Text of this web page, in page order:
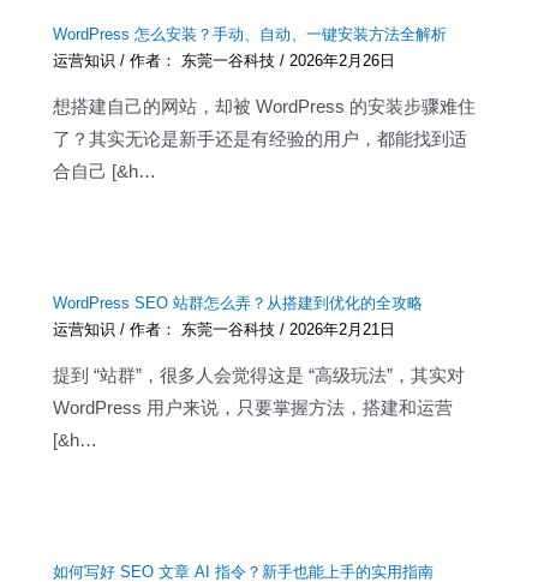
WordPress 怎么安装？手动、自动、一键安装方法全解析
运营知识 / 作者： 东莞一谷科技/2026年2月26日
想搭建自己的网站，却被 WordPress 的安装步骤难住
了？其实无论是新手还是有经验的用户，都能找到适
合自己 [&h…
WordPress SEO 站群怎么弄？从搭建到优化的全攻略
运营知识 / 作者： 东莞一谷科技/2026年2月21日
提到 “站群”，很多人会觉得这是 “高级玩法”，其实对
WordPress 用户来说，只要掌握方法，搭建和运营
[&h…
如何写好 SEO 文章 AI 指令？新手也能上手的实用指南